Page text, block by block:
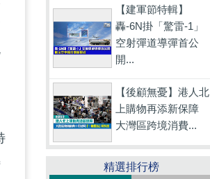
【建軍節特輯】
轟-6N掛「驚雷-1」
空射彈道導彈首公
開...
【後顧無憂】港人北
上購物再添新保障
大灣區跨境消費...
精選排行榜